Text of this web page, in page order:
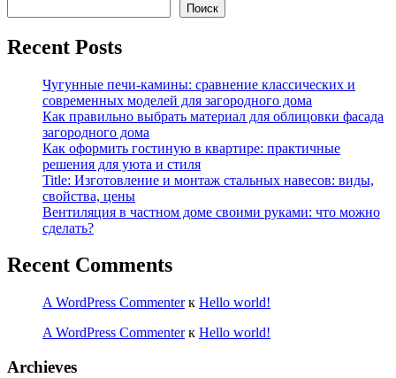
Поиск
Recent Posts
Чугунные печи-камины: сравнение классических и
современных моделей для загородного дома
Как правильно выбрать материал для облицовки фасада
загородного дома
Как оформить гостиную в квартире: практичные
решения для уюта и стиля
Title: Изготовление и монтаж стальных навесов: виды,
свойства, цены
Вентиляция в частном доме своими руками: что можно
сделать?
Recent Comments
A WordPress Commenterк Hello world!
A WordPress Commenterк Hello world!
Archieves